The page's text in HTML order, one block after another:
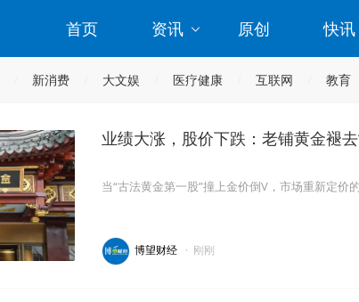
首页 资讯 原创 快讯
新消费 大文娱 医疗健康 互联网 教育
业绩大涨，股价下跌：老铺黄金褪去
当“古法黄金第一股”撞上金价倒V，市场重新定价
博望财经 · 刚刚